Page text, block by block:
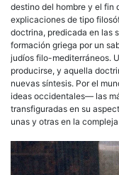
destino del hombre y el fin
explicaciones de tipo
doctrina, predicada en las
formación griega por un
judíos filo-mediterráneos.
producirse, y aquella
nuevas síntesis. Por el
ideas occidentales— las
transfiguradas en su
unas y otras en la